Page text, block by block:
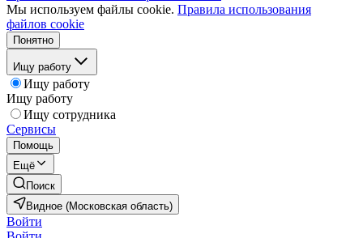
Мы используем файлы cookie. Правила использования
файлов cookie
Понятно
Ищу работу
Ищу работу
Ищу работу
Ищу сотрудника
Сервисы
Помощь
Ещё
Поиск
Видное (Московская область)
Войти